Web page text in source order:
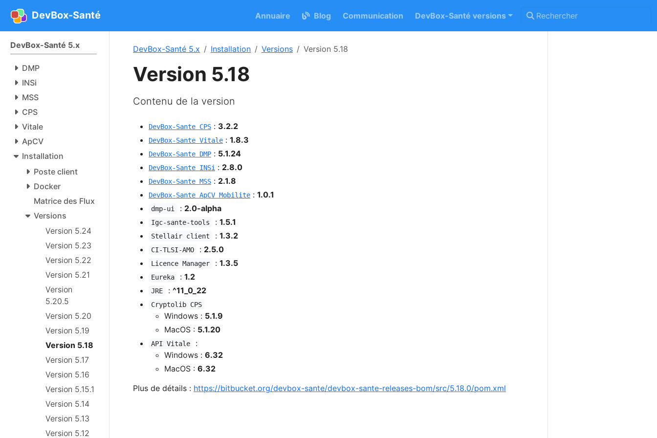
DevBox-Santé Annuaire Blog Communication DevBox-Santé versions
DevBox-Santé 5.x
DMP
INSi
MSS
CPS
Vitale
ApCV
Installation
Poste client
Docker
Matrice des Flux
Versions
Version 5.24
Version 5.23
Version 5.22
Version 5.21
Version
5.20.5
Version 5.20
Version 5.19
Version 5.18
Version 5.17
Version 5.16
Version 5.15.1
Version 5.14
Version 5.13
Version 5.12
DevBox-Santé 5.x Installation Versions Version 5.18
Version 5.18
Contenu de la version
DevBox-Sante CPS : 3.2.2
DevBox-Sante Vitale : 1.8.3
DevBox-Sante DMP : 5.1.24
DevBox-Sante INSi : 2.8.0
DevBox-Sante MSS : 2.1.8
DevBox-Sante ApCV Mobilite : 1.0.1
dmp-ui : 2.0-alpha
Igc-sante-tools : 1.5.1
Stellair client : 1.3.2
CI-TLSI-AMO : 2.5.0
Licence Manager : 1.3.5
Eureka : 1.2
JRE : ^11_0_22
Cryptolib CPS
Windows : 5.1.9
MacOS : 5.1.20
API Vitale
:
Windows : 6.32
MacOS : 6.32
Plus de détails : https://bitbucket.org/devbox-sante/devbox-sante-releases-bom/src/5.18.0/pom.xml